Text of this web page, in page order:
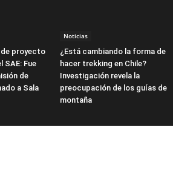
proyecto
SAE: Fue
de
a Sala
Noticias
¿Está cambiando la forma de
hacer trekking en Chile?
Investigación revela la
preocupación de los guías de
montaña